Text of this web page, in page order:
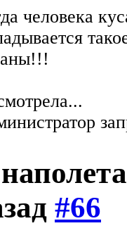
человека
#66